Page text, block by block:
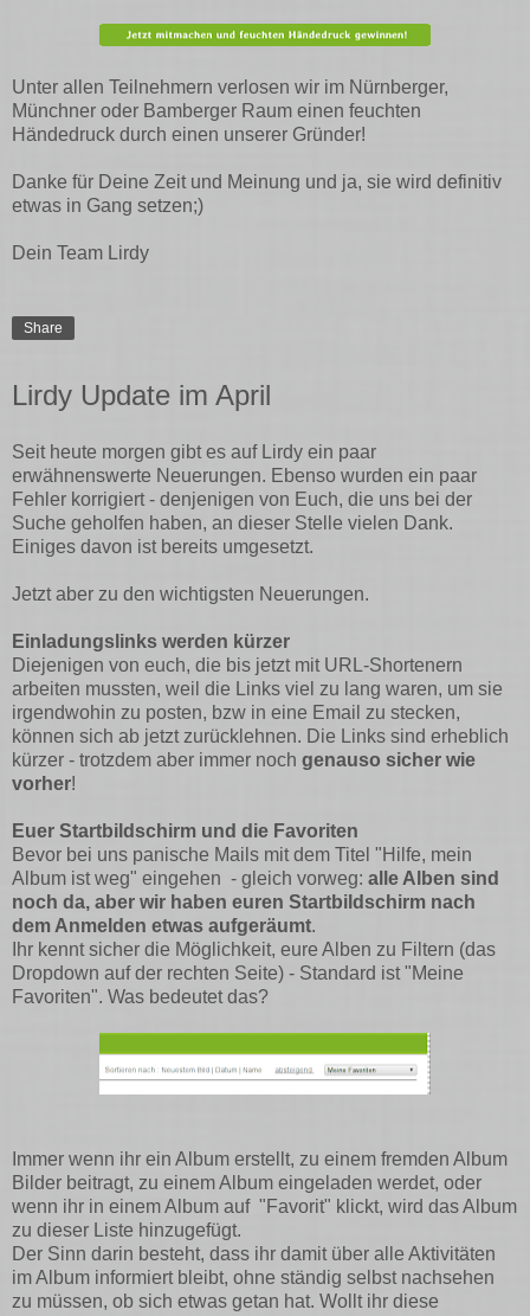
Unter allen Teilnehmern verlosen wir im Nürnberger,
Münchner oder Bamberger Raum einen feuchten
Händedruck durch einen unserer Gründer!
Danke für Deine Zeit und Meinung und ja, sie wird definitiv
etwas in Gang setzen;)
Dein Team Lirdy
Share
Lirdy Update im April
Seit heute morgen gibt es auf Lirdy ein paar
erwähnenswerte Neuerungen. Ebenso wurden ein paar
Fehler korrigiert - denjenigen von Euch, die uns bei der
Suche geholfen haben, an dieser Stelle vielen Dank.
Einiges davon ist bereits umgesetzt.
Jetzt aber zu den wichtigsten Neuerungen.
Einladungslinks werden kürzer
Diejenigen von euch, die bis jetzt mit URL-Shortenern
arbeiten mussten, weil die Links viel zu lang waren, um sie
irgendwohin zu posten, bzw in eine Email zu stecken,
können sich ab jetzt zurücklehnen. Die Links sind erheblich
kürzer - trotzdem aber immer noch genauso sicher wie
vorher!
Euer Startbildschirm und die Favoriten
Bevor bei uns panische Mails mit dem Titel "Hilfe, mein
Album ist weg" eingehen - gleich vorweg: alle Alben sind
noch da, aber wir haben euren Startbildschirm nach
dem Anmelden etwas aufgeräumt.
Ihr kennt sicher die Möglichkeit, eure Alben zu Filtern (das
Dropdown auf der rechten Seite) - Standard ist "Meine
Favoriten". Was bedeutet das?
Immer wenn ihr ein Album erstellt, zu einem fremden Album
Bilder beitragt, zu einem Album eingeladen werdet, oder
wenn ihr in einem Album auf "Favorit" klickt, wird das Album
zu dieser Liste hinzugefügt.
Der Sinn darin besteht, dass ihr damit über alle Aktivitäten
im Album informiert bleibt, ohne ständig selbst nachsehen
zu müssen, ob sich etwas getan hat. Wollt ihr diese